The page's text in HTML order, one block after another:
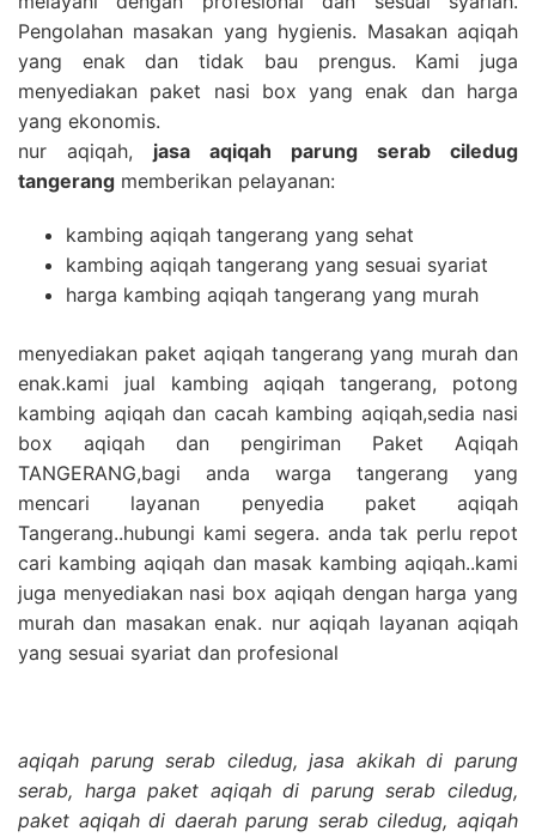
Pengolahan masakan yang hygienis. Masakan aqiqah
yang enak dan tidak bau prengus. Kami juga
menyediakan paket nasi box yang enak dan harga
yang ekonomis.
nur aqiqah, jasa aqiqah parung serab ciledug
tangerang memberikan pelayanan:
kambing aqiqah tangerang yang sehat
kambing aqiqah tangerang yang sesuai syariat
harga kambing aqiqah tangerang yang murah
menyediakan paket aqiqah tangerang yang murah dan
enak.kami jual kambing aqiqah tangerang, potong
kambing aqiqah dan cacah kambing aqiqah,sedia nasi
box aqiqah dan pengiriman Paket Aqiqah
TANGERANG,bagi anda warga tangerang yang
mencari layanan penyedia paket aqiqah
Tangerang..hubungi kami segera. anda tak perlu repot
cari kambing aqiqah dan masak kambing aqiqah..kami
juga menyediakan nasi box aqiqah dengan harga yang
murah dan masakan enak. nur aqiqah layanan aqiqah
yang sesuai syariat dan profesional
aqiqah parung serab ciledug, jasa akikah di parung
serab, harga paket aqiqah di parung serab ciledug,
paket aqiqah di daerah parung serab ciledug, aqiqah